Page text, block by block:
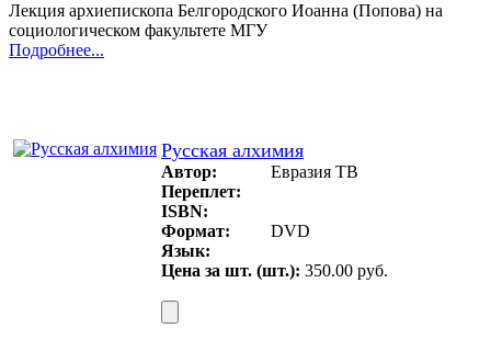
Лекция архиепископа Белгородского Иоанна (Попова) на
социологическом факультете МГУ
Подробнее...
Русская алхимия
Автор:
Евразия ТВ
Переплет:
ISBN:
Формат:
DVD
Язык:
Цена за шт. (шт.): 350.00 руб.